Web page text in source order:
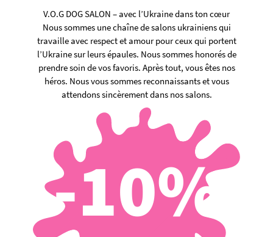
V.O.G DOG SALON – avec l’Ukraine dans ton cœur
Nous sommes une chaîne de salons ukrainiens qui
travaille avec respect et amour pour ceux qui portent
l’Ukraine sur leurs épaules. Nous sommes honorés de
prendre soin de vos favoris. Après tout, vous êtes nos
héros. Nous vous sommes reconnaissants et vous
attendons sincèrement dans nos salons.
-10%